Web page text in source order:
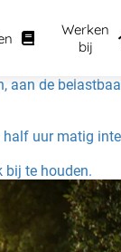
Werken
bij
aan de
uur matig
bij te houden.